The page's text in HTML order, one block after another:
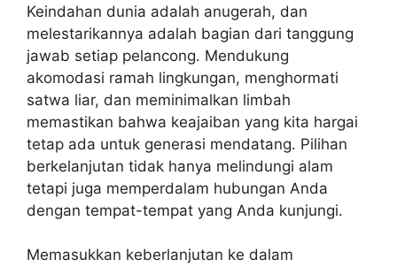
Keindahan dunia adalah anugerah, dan
melestarikannya adalah bagian dari tanggung
jawab setiap pelancong. Mendukung
akomodasi ramah lingkungan, menghormati
satwa liar, dan meminimalkan limbah
memastikan bahwa keajaiban yang kita hargai
tetap ada untuk generasi mendatang. Pilihan
berkelanjutan tidak hanya melindungi alam
tetapi juga memperdalam hubungan Anda
dengan tempat-tempat yang Anda kunjungi.
Memasukkan keberlanjutan ke dalam